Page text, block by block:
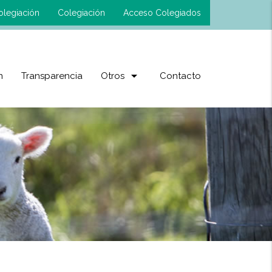
Colegiación Acceso Colegiados
Transparencia Otros arrow_drop_down Contacto